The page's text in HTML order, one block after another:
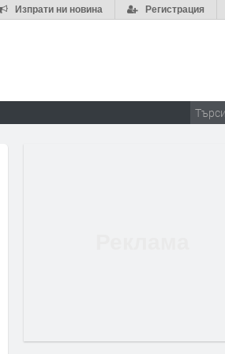
Регистрация
Изпрати ни новина